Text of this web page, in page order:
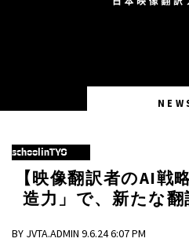
schoolinTYO
【映像翻訳者のAI戦
造力」で、新たな翻
BY JVTA.ADMIN 9.6.24 6:07 PM